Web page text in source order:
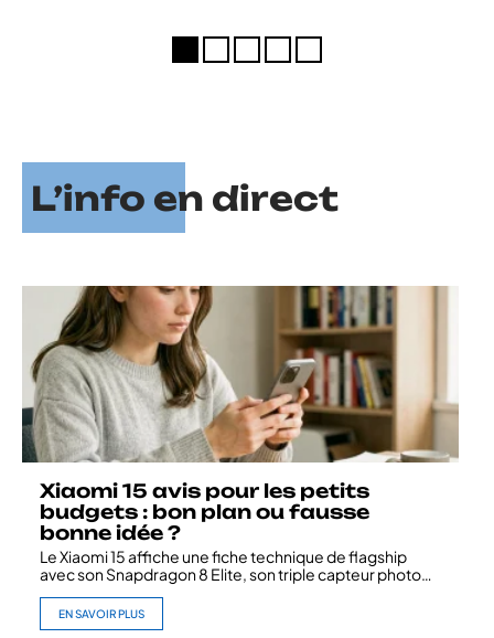
L’info en direct
Xiaomi 15 avis pour les petits
budgets : bon plan ou fausse
bonne idée ?
Le Xiaomi 15 affiche une fiche technique de flagship
avec son Snapdragon 8 Elite, son triple capteur photo…
EN SAVOIR PLUS